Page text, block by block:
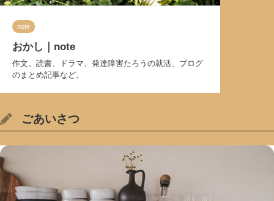
note
おかし｜note
作文、読書、ドラマ、発達障害たろうの就活、ブログ
のまとめ記事など。
ごあいさつ